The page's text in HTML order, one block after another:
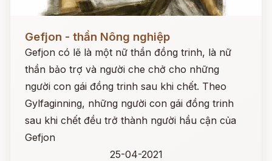
Gefjon - thần Nông nghiệp
Gefjon có lẽ là một nữ thần đồng trinh, là nữ
thần bảo trợ và người che chở cho những
người con gái đồng trinh sau khi chết. Theo
Gylfaginning, những người con gái đồng trinh
sau khi chết đều trở thành người hầu cận của
Gefjon
25-04-2021